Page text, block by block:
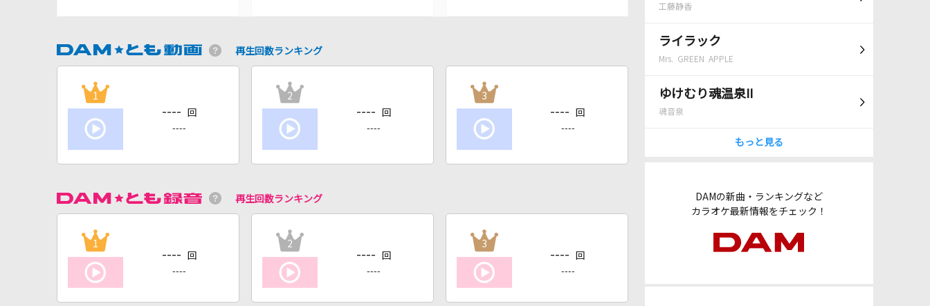
工藤静香
ライラック
Mrs. GREEN APPLE
ゆけむり魂温泉II
魂音泉
もっと見る
DAMの新曲・ランキングなど
カラオケ最新情報をチェック！
再生回数ランキング
1
---- 回
----
2
---- 回
----
3
---- 回
----
再生回数ランキング
1
---- 回
----
2
---- 回
----
3
---- 回
----